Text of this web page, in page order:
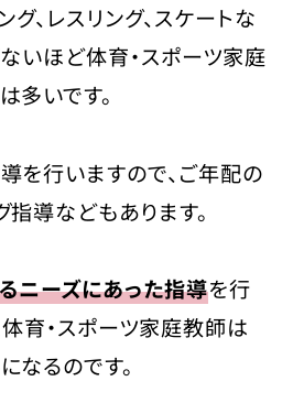
グ、レスリング、スケートな
いほど体育・スポーツ家庭
多いです。
を行いますので、ご年配の
導などもあります。
ニーズにあった指導を行
育・スポーツ家庭教師は
なるのです。